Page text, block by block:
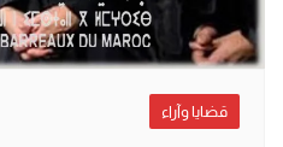
قضايا وآراء